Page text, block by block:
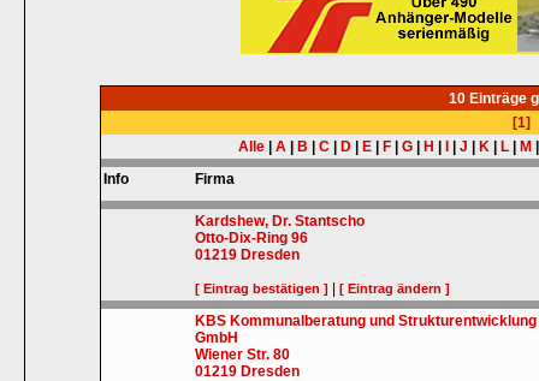
10 Einträge
[1]
Alle
A B C D E F G H J K L M
Info
Firma
Kardshew, Dr. Stantscho
Otto-Dix-Ring 96
01219 Dresden
[ Eintrag bestätigen ] |[ Eintrag ändern ]
KBS Kommunalberatung und Strukturentwicklung
GmbH
Wiener Str. 80
01219 Dresden